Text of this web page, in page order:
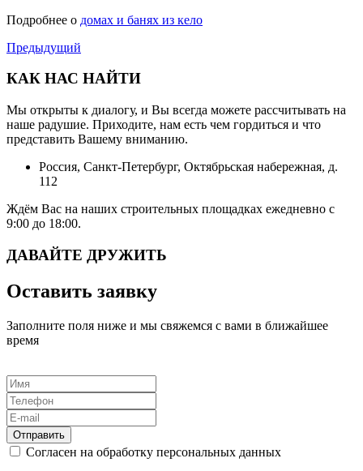
Подробнее о домах и банях из кело
Предыдущий
КАК НАС НАЙТИ
Мы открыты к диалогу, и Вы всегда можете рассчитывать на
наше радушие. Приходите, нам есть чем гордиться и что
представить Вашему вниманию.
Россия, Санкт-Петербург, Октябрьская набережная, д.
112
Ждём Вас на наших строительных площадках ежедневно с
9:00 до 18:00.
ДАВАЙТЕ ДРУЖИТЬ
Оставить заявку
Заполните поля ниже и мы свяжемся с вами в ближайшее
время
Отправить
Согласен на обработку персональных данных